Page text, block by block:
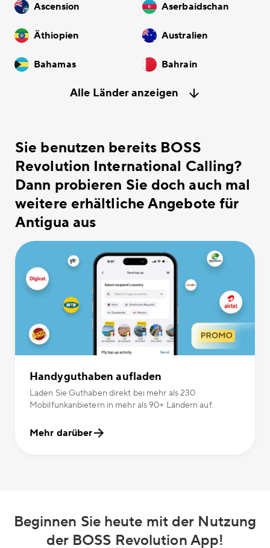
Ascension Aserbaidschan
Äthiopien Australien
Bahamas Bahrain
Alle Länder anzeigen
Sie benutzen bereits BOSS
Revolution International Calling?
Dann probieren Sie doch auch mal
weitere erhältliche Angebote für
Antigua aus
Handyguthaben aufladen
Laden Sie Guthaben direkt bei mehr als 230
Mobilfunkanbietern in mehr als 90+ Ländern auf.
Mehr darüber
Beginnen Sie heute mit der Nutzung
der BOSS Revolution App!